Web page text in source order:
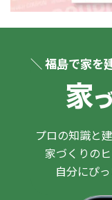
＼ 福島で家を
プロの知識と
家づくりの
自分にぴ